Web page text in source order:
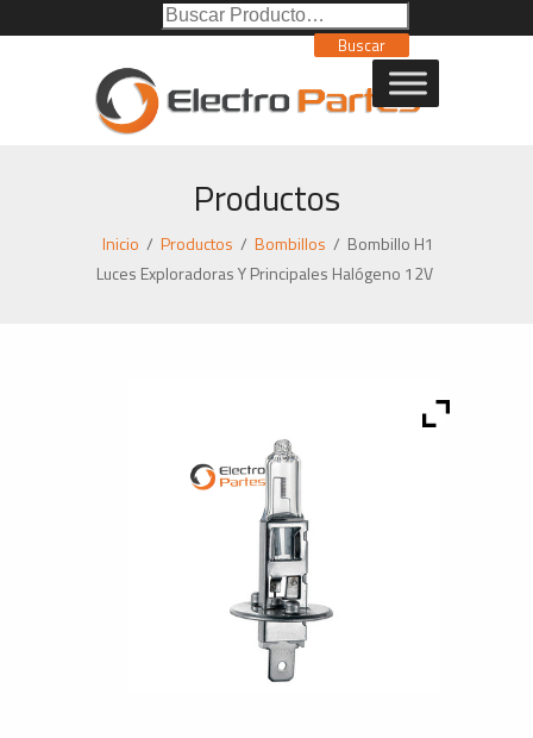
Buscar
Poducto:
Buscar
Productos
Inicio / Productos / Bombillos / Bombillo H1
Luces Exploradoras Y Principales Halógeno 12V